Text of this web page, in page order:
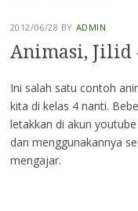
2012/06/28 BY ADMIN
Animasi, Jilid
Ini salah satu contoh
kita di kelas 4 nanti.
letakkan di akun
dan menggunakannya
mengajar.